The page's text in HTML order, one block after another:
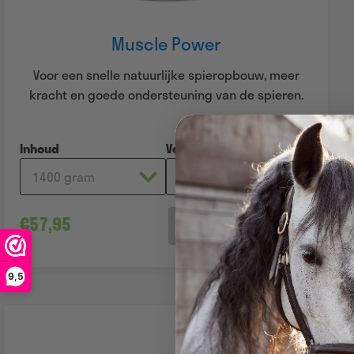
9,5
Muscle Power
Voor een snelle natuurlijke spieropbouw, meer
kracht en goede ondersteuning van de spieren.
Inhoud Verpakking
€57,95 Quantity